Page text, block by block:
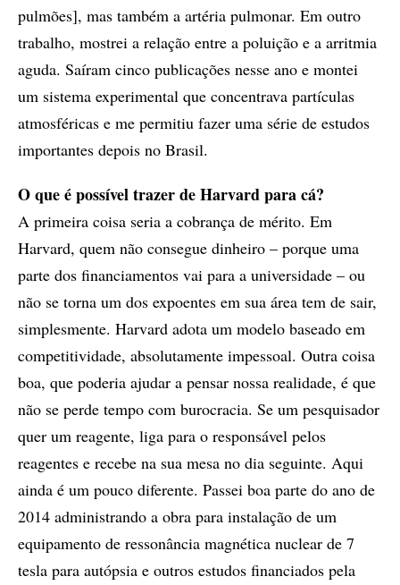
pulmões], mas também a artéria pulmonar. Em outro
trabalho, mostrei a relação entre a poluição e a arritmia
aguda. Saíram cinco publicações nesse ano e montei
um sistema experimental que concentrava partículas
atmosféricas e me permitiu fazer uma série de estudos
importantes depois no Brasil.
O que é possível trazer de Harvard para cá?
A primeira coisa seria a cobrança de mérito. Em
Harvard, quem não consegue dinheiro – porque uma
parte dos financiamentos vai para a universidade – ou
não se torna um dos expoentes em sua área tem de sair,
simplesmente. Harvard adota um modelo baseado em
competitividade, absolutamente impessoal. Outra coisa
boa, que poderia ajudar a pensar nossa realidade, é que
não se perde tempo com burocracia. Se um pesquisador
quer um reagente, liga para o responsável pelos
reagentes e recebe na sua mesa no dia seguinte. Aqui
ainda é um pouco diferente. Passei boa parte do ano de
2014 administrando a obra para instalação de um
equipamento de ressonância magnética nuclear de 7
tesla para autópsia e outros estudos financiados pela